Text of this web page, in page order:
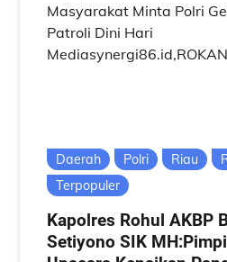
Masyarakat Minta Polri
Patroli Dini Hari
Daerah Polri Riau
Terpopuler
Kapolres Rohul AKBP
Setiyono SIK